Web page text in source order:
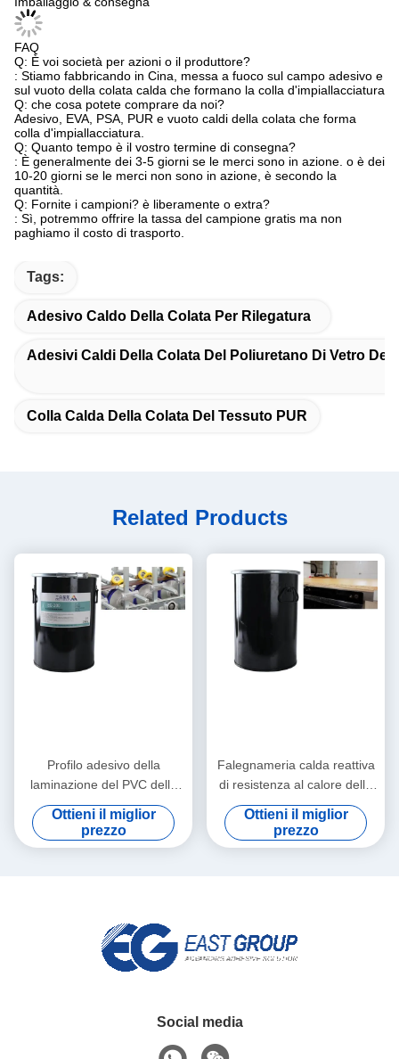
FAQ
Q: È voi società per azioni o il produttore?
: Stiamo fabbricando in Cina, messa a fuoco sul campo adesivo e
sul vuoto della colata calda che formano la colla d'impiallacciatura
Q: che cosa potete comprare da noi?
Adesivo, EVA, PSA, PUR e vuoto caldi della colata che forma
colla d'impiallacciatura.
Q: Quanto tempo è il vostro termine di consegna?
: È generalmente dei 3-5 giorni se le merci sono in azione. o è dei
10-20 giorni se le merci non sono in azione, è secondo la
quantità.
Q: Fornite i campioni? è liberamente o extra?
: Sì, potremmo offrire la tassa del campione gratis ma non
paghiamo il costo di trasporto.
Tags:
Adesivo Caldo Della Colata Per Rilegatura
Adesivi Caldi Della Colata Del Poliuretano Di Vetro
Colla Calda Della Colata Del Tessuto PUR
Related Products
Profilo adesivo della
laminazione del PVC della
lega di alluminio che avvolge
l'adesivo caldo della colata
Ottieni il miglior
prezzo
Falegnameria calda reattiva
di resistenza al calore della
colla della colata del
poliuretano PUR della
laminazione piana
Ottieni il miglior
prezzo
Social media